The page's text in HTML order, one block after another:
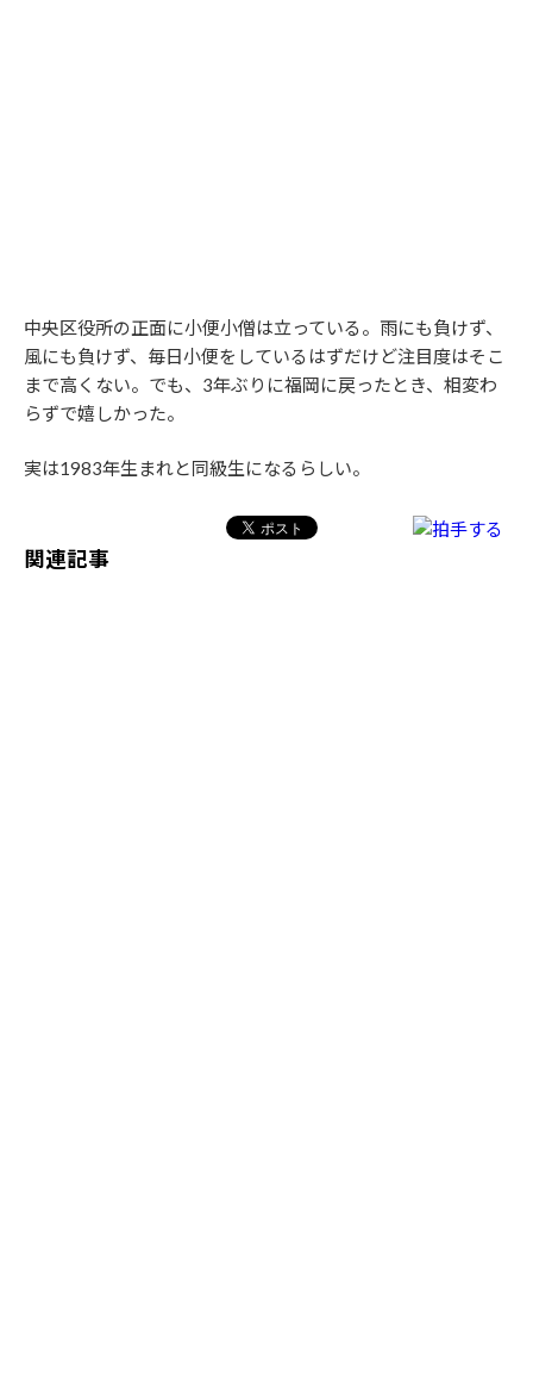
中央区役所の正面に小便小僧は立っている。雨にも負けず、
風にも負けず、毎日小便をしているはずだけど注目度はそこ
まで高くない。でも、3年ぶりに福岡に戻ったとき、相変わ
らずで嬉しかった。
実は1983年生まれと同級生になるらしい。
関連記事